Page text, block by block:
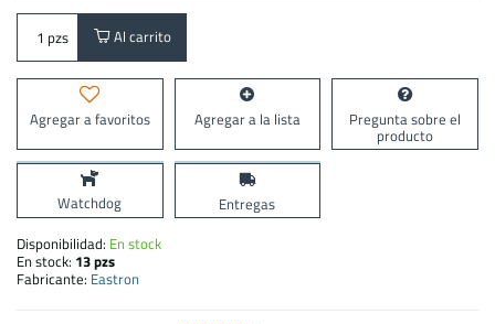
pzs Al carrito
Agregar a favoritos Agregar a la lista Pregunta sobre el
producto
Watchdog
Entregas
Disponibilidad: En stock
En stock: 13pzs
Fabricante: Eastron